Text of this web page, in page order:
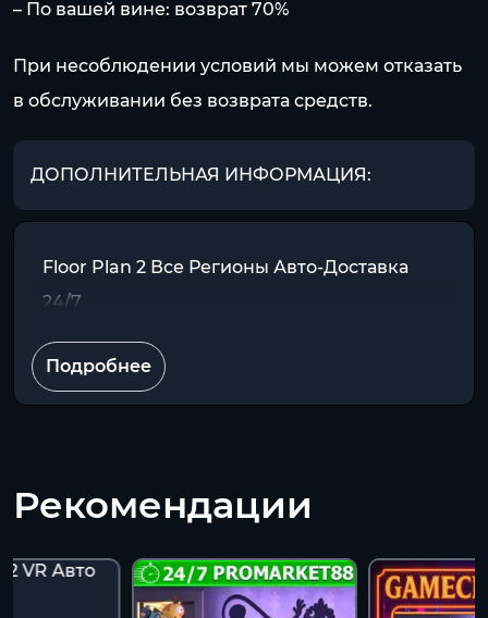
– По вашей вине: возврат 70%
При несоблюдении условий мы можем отказать
в обслуживании без возврата средств.
ДОПОЛНИТЕЛЬНАЯ ИНФОРМАЦИЯ:
Floor Plan 2 Все Регионы Авто-Доставка
24/7
Подробнее
Рекомендации